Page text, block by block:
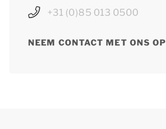
+31 (0)85 013 0500
NEEM CONTACT MET ONS OP